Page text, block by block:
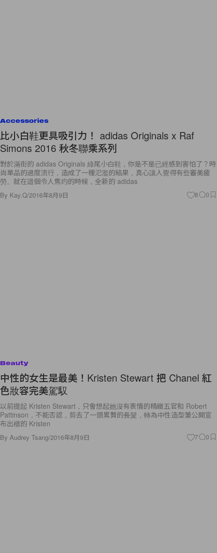
Accessories
比小白鞋更具吸引力！ adidas Originals x Raf
Simons 2016 秋冬聯乘系列
對於滿街的 adidas Originals 綠尾小白鞋，你是不是已經感到害怕了？時
尚單品的過度流行，造成了一種氾濫的結果，真心讓人覺得有些審美疲
勞。就在這個令人焦灼的時候，全新的 adidas
By Kay.Q/2016年8月9日 8 0
Beauty
中性的女生是最美！Kristen Stewart 把 Chanel 紅
色妝容完美駕馭
以前提起 Kristen Stewart，只會想起她沒有表情的精緻五官和 Robert
Pattinson，不能否認，剪去了一頭累贅的長髮，轉為中性造型兼公開宣
布出櫃的 Kristen
By Audrey Tsang/2016年8月9日 7 0